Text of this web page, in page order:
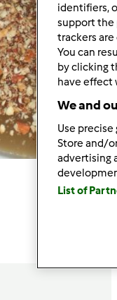
identifiers,
support the
trackers
You can
by clicking
have effect
We and
Use
Store and/
advertising
List of